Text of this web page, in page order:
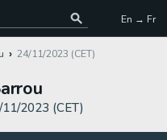
En → Fr
24/11/2023 (CET)
2023 (CET)